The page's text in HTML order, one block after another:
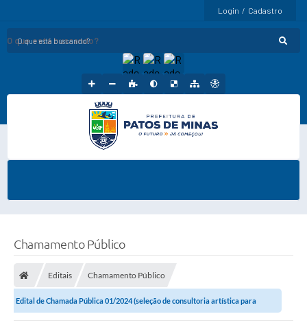
Login / Cadastro
O que está buscando?
Chamamento Público
Editais Chamamento Público
Edital de Chamada Pública 01/2024 (seleção de consultoria artística para